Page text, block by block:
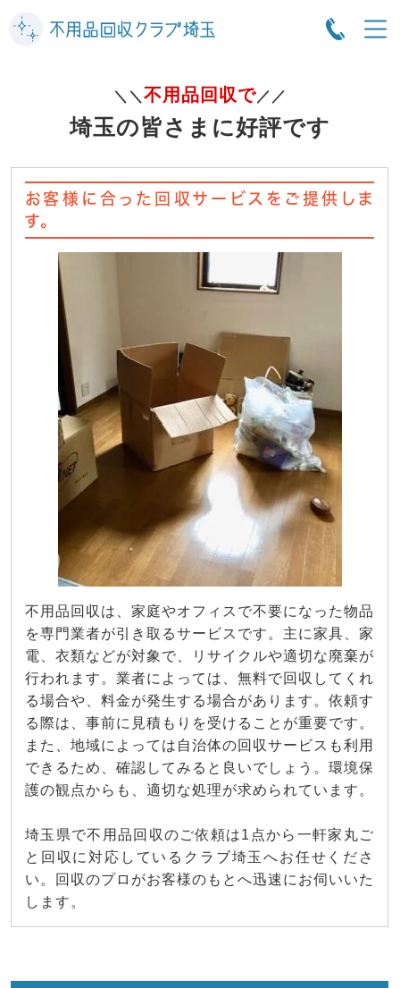
＼＼ 不用品回収で／／
埼玉の皆さまに好評です
お客様に合った回収サービスをご提供しま
す。
不用品回収は、家庭やオフィスで不要になった物品
を専門業者が引き取るサービスです。主に家具、家
電、衣類などが対象で、リサイクルや適切な廃棄が
行われます。業者によっては、無料で回収してくれ
る場合や、料金が発生する場合があります。依頼す
る際は、事前に見積もりを受けることが重要です。
また、地域によっては自治体の回収サービスも利用
できるため、確認してみると良いでしょう。環境保
護の観点からも、適切な処理が求められています。
埼玉県で不用品回収のご依頼は1点から一軒家丸ご
と回収に対応しているクラブ埼玉へお任せくださ
い。回収のプロがお客様のもとへ迅速にお伺いいた
します。